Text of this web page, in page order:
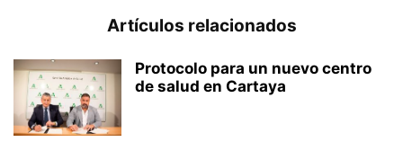
Artículos relacionados
Protocolo para un nuevo centro
de salud en Cartaya